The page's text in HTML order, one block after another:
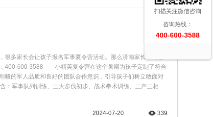
多家长会让孩子报名军事夏令营活动。那么济南家长都满意
600-3588 小精英夏令营在这个暑期为孩子定制了符合
毅的军人品质和良好的团队合作意识，引导孩子们树立敢面对
事队列训练、三大步伐初步、战术拳术训练、三声三相
339
2024-07-20
扫描关注微信咨询
咨询热线：
400-600-3588